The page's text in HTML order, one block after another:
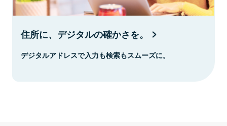
住所に、デジタルの確かさを。
デジタルアドレスで入力も検索もスムーズに。